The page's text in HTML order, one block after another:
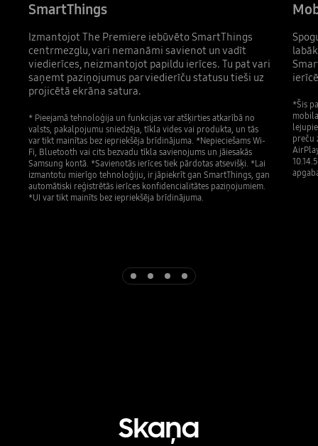
SmartThings
Izmantojot The Premiere iebūvēto SmartThings
centrmezglu, vari nemanāmi savienot un vadīt
viedierīces, neizmantojot papildu ierīces. Tu pat vari
saņemt paziņojumus par viedierīču statusu tieši uz
projicētā ekrāna satura.
* Pieejamā tehnoloģija un funkcijas var atšķirties atkarībā no
valsts, pakalpojumu sniedzēja, tīkla vides vai produkta, un tās
var tikt mainītas bez iepriekšēja brīdinājuma. *Nepieciešams Wi-
Fi, Bluetooth vai cits bezvadu tīkla savienojums un jāiesakās
Samsung kontā. *Savienotās ierīces tiek pārdotas atsevišķi. *Lai
izmantotu mierīgo tehnoloģiju, ir jāpiekrīt gan SmartThings, gan
automātiski reģistrētās ierīces konfidencialitātes paziņojumiem.
*UI var tikt mainīts bez iepriekšēja brīdinājuma.
*Šis
preču
Skaņa